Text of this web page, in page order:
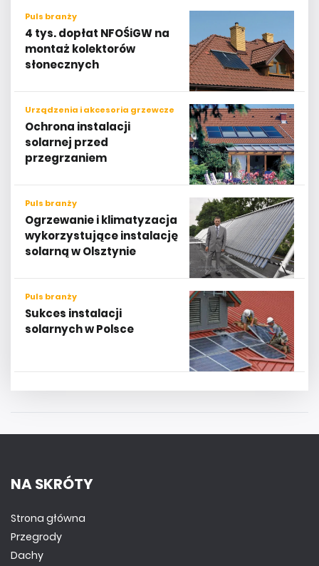
Puls branży
4 tys. dopłat NFOŚiGW na
montaż kolektorów
słonecznych
Urządzenia i akcesoria grzewcze
Ochrona instalacji
solarnej przed
przegrzaniem
Puls branży
Ogrzewanie i klimatyzacja
wykorzystujące instalację
solarną w Olsztynie
Puls branży
Sukces instalacji
solarnych w Polsce
NA SKRÓTY
Strona główna
Przegrody
Dachy